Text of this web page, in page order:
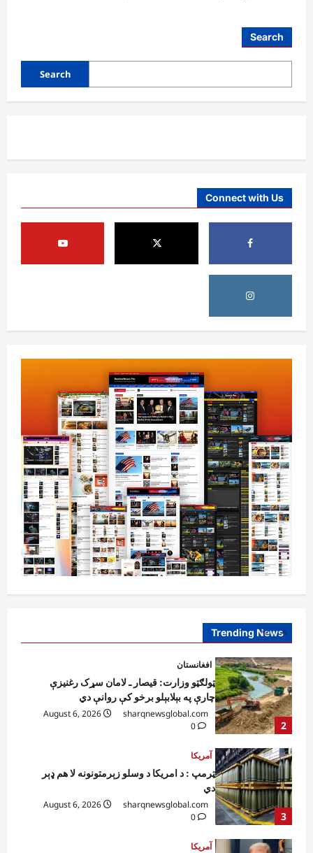
Search
Search
Connect with Us
Trending News
آمریکا
4
ټرمپ : ایران سره خبرې د پوځي اقدام پر ځای
غوره بولي
0
5
افغانستان
کورنیو چارو وزارت: حیرتان کې د بهرنیو
اسعارو د قاچاق هڅه شنډه شوه
sharqnewsglobal.com
August 6, 2026
1
افغانستان
ننګرهار کې د تېلو یو شمېر پمپونه وتړل شول
sharqnewsglobal.com
August 6, 2026
0
2
افغانستان
sharqnewsglobal.com
3
آمریکا
ټرمپ : د امریکا د وسلو زېرمتونونه لا هم ډېر
دي
sharqnewsglobal.com
0
4
آمریکا
ټرمپ : ایران سره خبرې د پوځي اقدام پر ځای
غوره بولي
sharqnewsglobal.com
0
افغانستان